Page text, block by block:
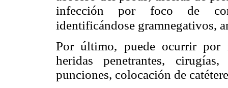
infección por foco de
identificándose gramnegativos,
Por último, puede ocurrir por
heridas penetrantes,
punciones, colocación de